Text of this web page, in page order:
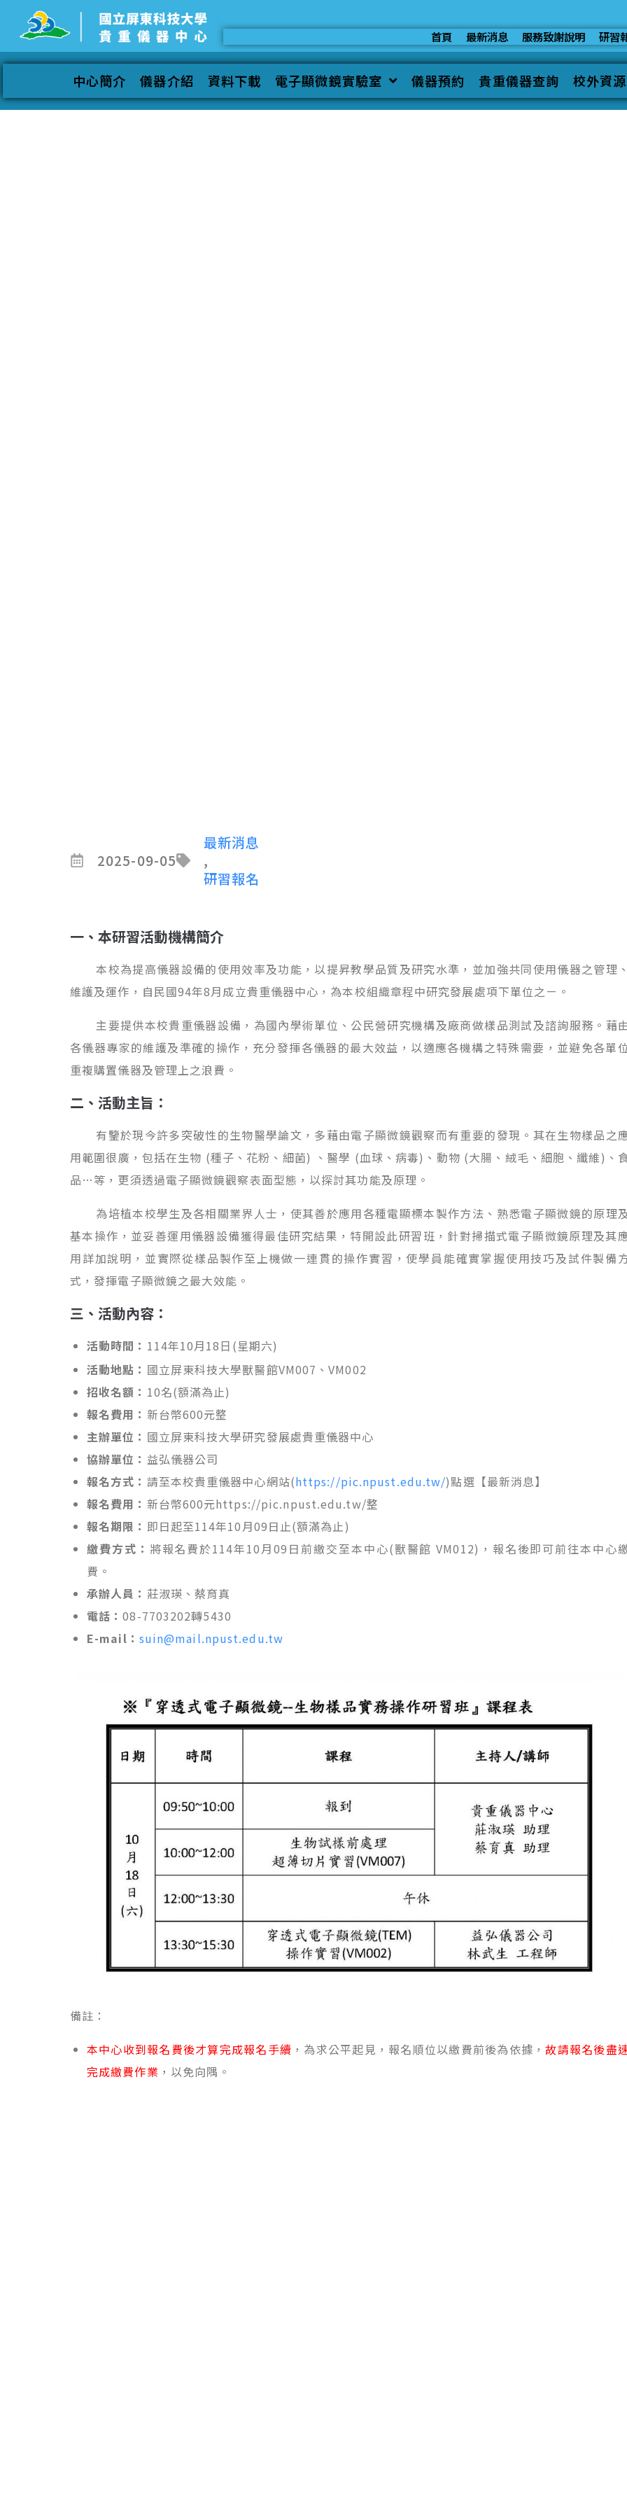
首頁 最新消息 服務致謝說明 研習
中心簡介 儀器介紹 資料下載 電子顯微鏡實驗室 儀器預約 貴重儀器查詢 校外資源
2025-09-05
最新消息
,
研習報名
一、本研習活動機構簡介
本校為提高儀器設備的使用效率及功能，以提昇教學品質及研究水準，並加強共同使用儀器之管理
維護及運作，自民國94年8月成立貴重儀器中心，為本校組織章程中研究發展處項下單位之ㄧ。
主要提供本校貴重儀器設備，為國內學術單位、公民營研究機構及廠商做樣品測試及諮詢服務。藉
各儀器專家的維護及準確的操作，充分發揮各儀器的最大效益，以適應各機構之特殊需要，並避免各單
重複購置儀器及管理上之浪費。
二、活動主旨：
有鑒於現今許多突破性的生物醫學論文，多藉由電子顯微鏡觀察而有重要的發現。其在生物樣品之
用範圍很廣，包括在生物 (種子、花粉、細菌) 、醫學 (血球、病毒)、動物 (大腸、絨毛、細胞、纖維)、
品…等，更須透過電子顯微鏡觀察表面型態，以探討其功能及原理。
為培植本校學生及各相關業界人士，使其善於應用各種電顯標本製作方法、熟悉電子顯微鏡的原理
基本操作，並妥善運用儀器設備獲得最佳研究結果，特開設此研習班，針對掃描式電子顯微鏡原理及其
用詳加說明，並實際從樣品製作至上機做一連貫的操作實習，使學員能確實掌握使用技巧及試件製備
式，發揮電子顯微鏡之最大效能。
三、活動內容：
活動時間： 114年10月18 日 (星期六)
活動地點： 國立屏東科技大學獸醫館VM007、VM002
招收名額： 10名(額滿為止)
報名費用： 新台幣600元整
主辦單位： 國立屏東科技大學研究發展處貴重儀器中心
協辦單位： 益弘儀器公司
報名方式： 請至本校貴重儀器中心網站(https://pic.npust.edu.tw/)點選【最新消息】
報名費用： 新台幣600元https://pic.npust.edu.tw/整
報名期限： 即日起至114年10月09日止(額滿為止)
繳費方式： 將報名費於114年10月09日前繳交至本中心(獸醫館 VM012)，報名後即可前往本中心
費。
承辦人員： 莊淑瑛、蔡育真
電話：08-7703202轉5430
E-mail： suin@mail.npust.edu.tw
備註：
本中心收到報名費後才算完成報名手續 ，為求公平起見，報名順位以繳費前後為依據，故請報名後盡
完成繳費作業 ，以免向隅。